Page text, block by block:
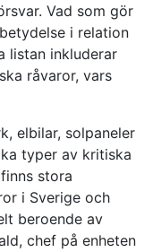
Vad som gör
i relation
listan inkluderar
råvaror, vars
elbilar, solpaneler
typer av kritiska
stora
i Sverige och
beroende av
chef på enheten